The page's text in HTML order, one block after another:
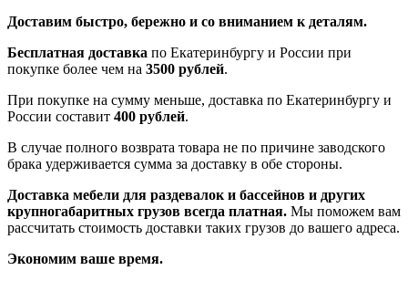
Доставим быстро, бережно и со вниманием к деталям.
Бесплатная доставка по Екатеринбургу и России при
покупке более чем на 3500 рублей.
При покупке на сумму меньше, доставка по Екатеринбургу и
России составит 400 рублей.
В случае полного возврата товара не по причине заводского
брака удерживается сумма за доставку в обе стороны.
Доставка мебели для раздевалок и бассейнов и других
крупногабаритных грузов всегда платная. Мы поможем вам
рассчитать стоимость доставки таких грузов до вашего адреса.
Экономим ваше время.